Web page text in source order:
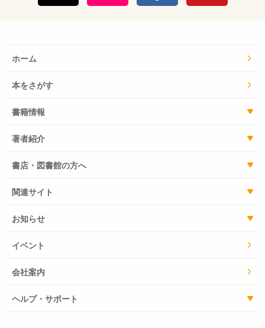
ホーム
本をさがす
書籍情報
著者紹介
書店・図書館の方へ
関連サイト
お知らせ
イベント
会社案内
ヘルプ・サポート